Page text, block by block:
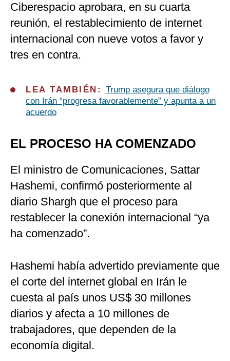
Ciberespacio aprobara, en su cuarta
reunión, el restablecimiento de internet
internacional con nueve votos a favor y
tres en contra.
LEA TAMBIÉN: Trump asegura que diálogo
con Irán “progresa favorablemente” y apunta a un
acuerdo
EL PROCESO HA COMENZADO
El ministro de Comunicaciones, Sattar
Hashemi, confirmó posteriormente al
diario Shargh que el proceso para
restablecer la conexión internacional “ya
ha comenzado”.
Hashemi había advertido previamente que
el corte del internet global en Irán le
cuesta al país unos US$ 30 millones
diarios y afecta a 10 millones de
trabajadores, que dependen de la
economía digital.